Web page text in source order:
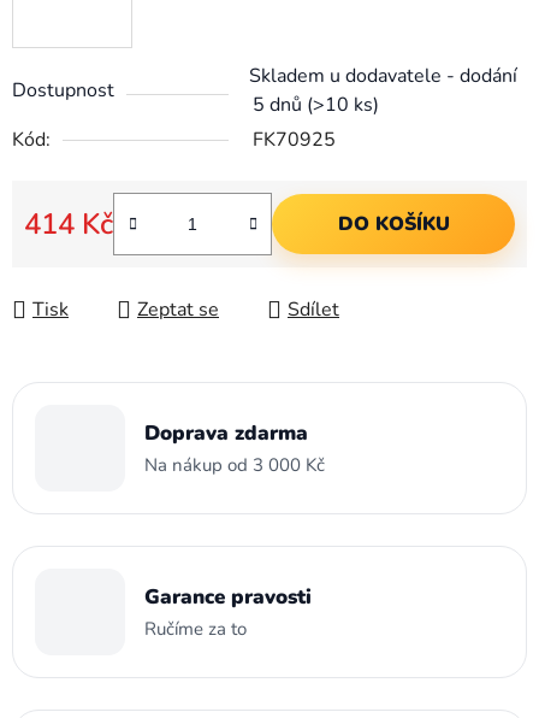
Dostupnost
Skladem u dodavatele - dodání
5 dnů (>10 ks)
Kód:
FK70925
414 Kč
Měrná cena:
DO KOŠÍKU
Tisk Zeptat se Sdílet
Doprava zdarma
Na nákup od 3 000 Kč
Garance pravosti
Ručíme za to